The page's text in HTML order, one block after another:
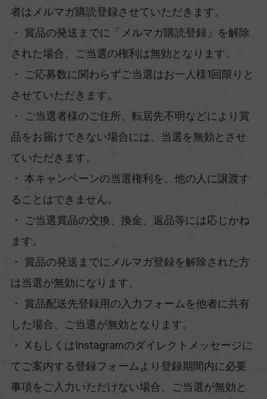
者はメルマガ購読登録させていただきます。
・ 賞品の発送までに「メルマガ購読登録」を解除
された場合、ご当選の権利は無効となります。
・ ご応募数に関わらずご当選はお一人様1回限りと
させていただきます。
・ ご当選者様のご住所、転居先不明などにより賞
品をお届けできない場合には、当選を無効とさせ
ていただきます。
・ 本キャンペーンの当選権利を、他の人に譲渡す
ることはできません。
・ ご当選賞品の交換、換金、返品等には応じかね
ます。
・ 賞品の発送までにメルマガ登録を解除された方
は当選が無効になります。
・ 賞品配送先登録用の入力フォームを他者に共有
した場合、ご当選が無効となります。
・ XもしくはInstagramのダイレクトメッセージに
てご案内する登録フォームより登録期間内に必要
事項をご入力いただけない場合、ご当選が無効と